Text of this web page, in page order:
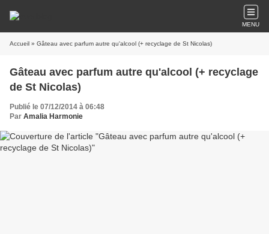
MENU
Accueil » Gâteau avec parfum autre qu'alcool (+ recyclage de St Nicolas)
Gâteau avec parfum autre qu'alcool (+ recyclage
de St Nicolas)
Publié le 07/12/2014 à 06:48
Par Amalia Harmonie